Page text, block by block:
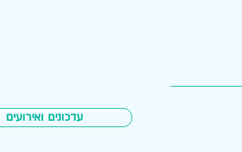
עדכונים ואירועים